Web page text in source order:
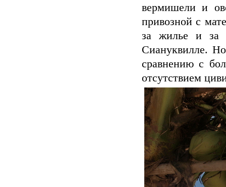
вермишели и
привозной с
за жилье и за
Сиануквилле.
сравнению с
отсутствием